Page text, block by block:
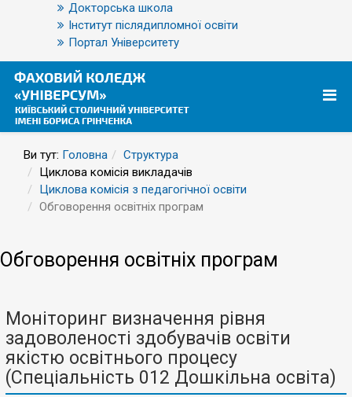
Докторська школа
Інститут післядипломної освіти
Портал Університету
Ви тут: Головна
Структура
Циклова комісія викладачів
Циклова комісія з педагогічної освіти
Обговорення освітніх програм
Обговорення освітніх програм
Моніторинг визначення рівня
задоволеності здобувачів освіти
якістю освітнього процесу
(Спеціальність 012 Дошкільна освіта)